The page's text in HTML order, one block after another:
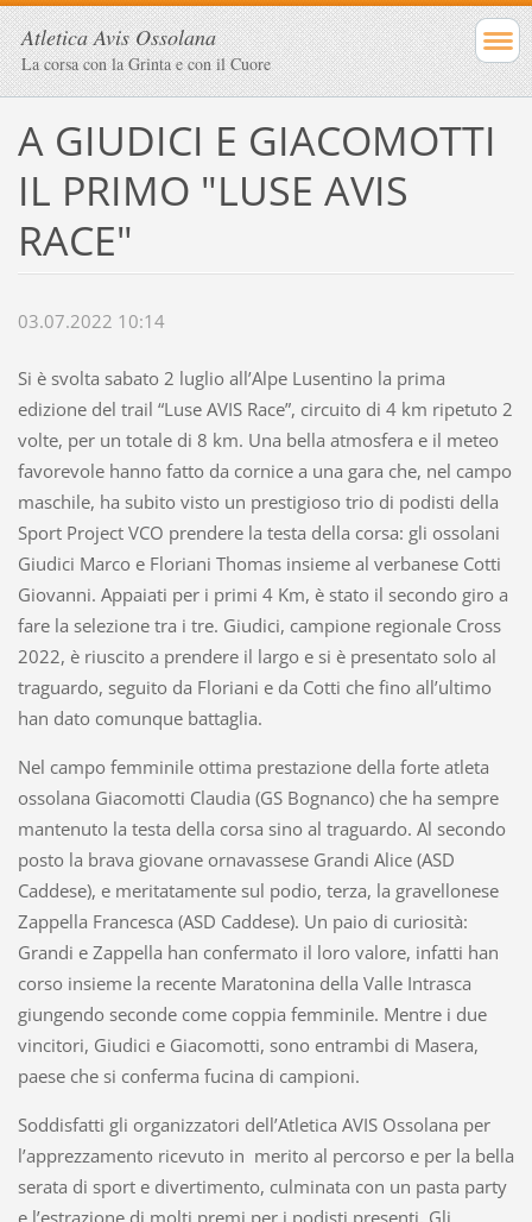
Atletica Avis Ossolana
La corsa con la Grinta e con il Cuore
A GIUDICI E GIACOMOTTI
IL PRIMO "LUSE AVIS
RACE"
03.07.2022 10:14
Si è svolta sabato 2 luglio all’Alpe Lusentino la prima
edizione del trail “Luse AVIS Race”, circuito di 4 km ripetuto 2
volte, per un totale di 8 km. Una bella atmosfera e il meteo
favorevole hanno fatto da cornice a una gara che, nel campo
maschile, ha subito visto un prestigioso trio di podisti della
Sport Project VCO prendere la testa della corsa: gli ossolani
Giudici Marco e Floriani Thomas insieme al verbanese Cotti
Giovanni. Appaiati per i primi 4 Km, è stato il secondo giro a
fare la selezione tra i tre. Giudici, campione regionale Cross
2022, è riuscito a prendere il largo e si è presentato solo al
traguardo, seguito da Floriani e da Cotti che fino all’ultimo
han dato comunque battaglia.
Nel campo femminile ottima prestazione della forte atleta
ossolana Giacomotti Claudia (GS Bognanco) che ha sempre
mantenuto la testa della corsa sino al traguardo. Al secondo
posto la brava giovane ornavassese Grandi Alice (ASD
Caddese), e meritatamente sul podio, terza, la gravellonese
Zappella Francesca (ASD Caddese). Un paio di curiosità:
Grandi e Zappella han confermato il loro valore, infatti han
corso insieme la recente Maratonina della Valle Intrasca
giungendo seconde come coppia femminile. Mentre i due
vincitori, Giudici e Giacomotti, sono entrambi di Masera,
paese che si conferma fucina di campioni.
Soddisfatti gli organizzatori dell’Atletica AVIS Ossolana per
l’apprezzamento ricevuto in merito al percorso e per la bella
serata di sport e divertimento, culminata con un pasta party